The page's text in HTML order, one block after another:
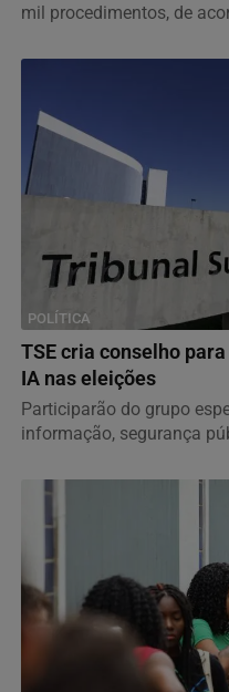
mil procedimentos, de
POLÍTICA
TSE cria conselho
IA nas eleições
Participarão do grupo
informação, segurança